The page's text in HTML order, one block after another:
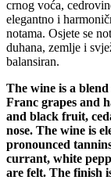
crnog voća,
elegantno i
notama. Osjete se
duhana, zemlje i
balansiran.
The wine is a
Franc grapes and
and black fruit,
nose. The wine is
pronounced
currant, white
are felt. The finish